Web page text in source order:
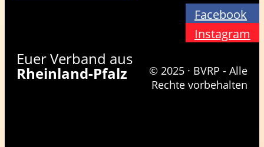
Facebook
Instagram
Euer Verband aus
Rheinland-Pfalz
© 2025 · BVRP - Alle
Rechte vorbehalten